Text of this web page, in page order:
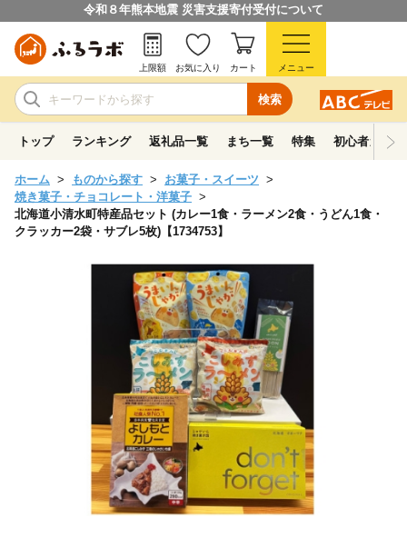
令和８年熊本地震 災害支援寄付受付について
検索
上限額 お気に入り カート メニュー
トップ ランキング 返礼品一覧 まち一覧 特集 初心者ガイド
ホーム ものから探す
お菓子・スイーツ
焼き菓子・チョコレート・洋菓子
北海道小清水町特産品セット (カレー1食・ラーメン2食・うどん1食・
クラッカー2袋・サブレ5枚)【1734753】